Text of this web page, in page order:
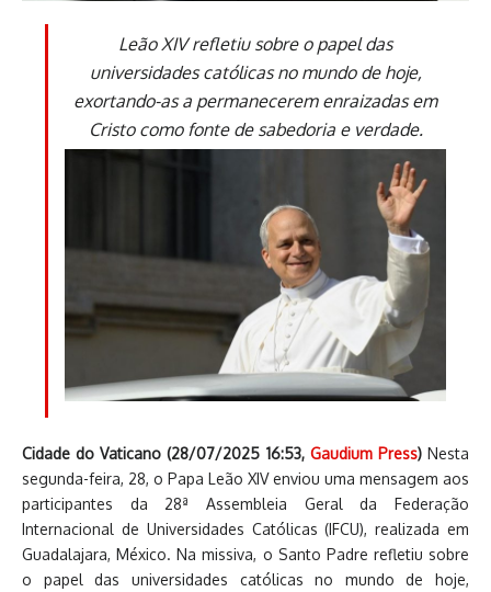
Leão XIV refletiu sobre o papel das
universidades católicas no mundo de hoje,
exortando-as a permanecerem enraizadas em
Cristo como fonte de sabedoria e verdade.
Cidade do Vaticano (28/07/2025 16:53, Gaudium Press)Nesta
segunda-feira, 28, o Papa Leão XIV enviou uma mensagem aos
participantes da 28ª Assembleia Geral da Federação
Internacional de Universidades Católicas (IFCU), realizada em
Guadalajara, México. Na missiva, o Santo Padre refletiu sobre
o papel das universidades católicas no mundo de hoje,